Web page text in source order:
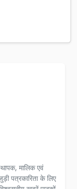
मालिक एवं
पत्रकारिता के लिए